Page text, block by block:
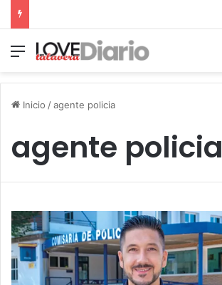
Menú
Inicio /agente policia
agente policia